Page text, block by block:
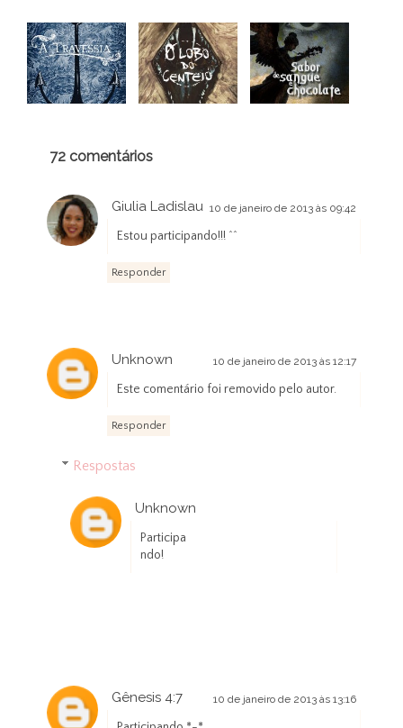
72 comentários
Giulia Ladislau 10 de janeiro de 2013 às 09:42
Estou participando!!! ^^
Responder
Unknown 10 de janeiro de 2013 às 12:17
Este comentário foi removido pelo autor.
Responder
Respostas
Unknown
Participa
ndo!
Gênesis 4:7 10 de janeiro de 2013 às 13:16